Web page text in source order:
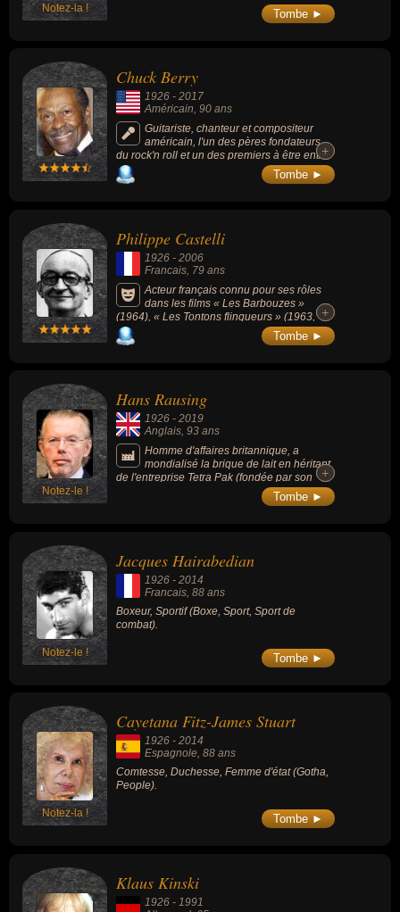
Notez-la ! Tombe ►
Chuck Berry
1926 - 2017
Américain, 90 ans
Guitariste, chanteur et compositeur
américain, l'un des pères fondateurs
du rock'n roll et un des premiers à être entré
au Rock'n'roll Hall of Fame en 1986. Ses
titres les plus célèbres : « Johnny B. Goode »
+
+
Tombe ►
Philippe Castelli
1926 - 2006
Francais , 79 ans
Acteur français connu pour ses rôles
dans les films « Les Barbouzes »
(1964), « Les Tontons flingueurs » (1963,
comédie) ou « Fantômas » (1964,
comédie/policier).
+
+
Tombe ►
Notez-le !
Hans Rausing
1926 - 2019
Anglais, 93 ans
Homme d'affaires britannique, a
mondialisé la brique de lait en héritant
de l'entreprise Tetra Pak (fondée par son
père). Il est classé 83e rang des
personnalités les plus riches de la planète
+
+
Tombe ►
Notez-le !
Jacques Hairabedian
1926 - 2014
Francais, 88 ans
Boxeur, Sportif (Boxe, Sport, Sport de
combat).
Tombe ►
Notez-la !
Cayetana Fitz-James Stuart
1926 - 2014
Espagnole, 88 ans
Comtesse, Duchesse, Femme d'état (Gotha,
People).
Tombe ►
Klaus Kinski
1926 - 1991